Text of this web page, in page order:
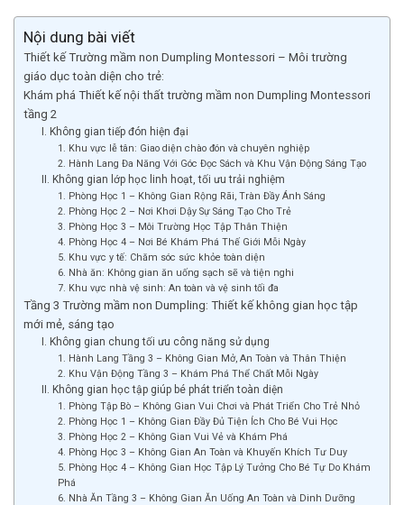
Nội dung bài viết
Thiết kế Trường mầm non Dumpling Montessori – Môi trường
giáo dục toàn diện cho trẻ:
Khám phá Thiết kế nội thất trường mầm non Dumpling Montessori
tầng 2
I. Không gian tiếp đón hiện đại
1. Khu vực lễ tân: Giao diện chào đón và chuyên nghiệp
2. Hành Lang Đa Năng Với Góc Đọc Sách và Khu Vận Động Sáng Tạo
II. Không gian lớp học linh hoạt, tối ưu trải nghiệm
1. Phòng Học 1 – Không Gian Rộng Rãi, Tràn Đầy Ánh Sáng
2. Phòng Học 2 – Nơi Khơi Dậy Sự Sáng Tạo Cho Trẻ
3. Phòng Học 3 – Môi Trường Học Tập Thân Thiện
4. Phòng Học 4 – Nơi Bé Khám Phá Thế Giới Mỗi Ngày
5. Khu vực y tế: Chăm sóc sức khỏe toàn diện
6. Nhà ăn: Không gian ăn uống sạch sẽ và tiện nghi
7. Khu vực nhà vệ sinh: An toàn và vệ sinh tối đa
Tầng 3 Trường mầm non Dumpling: Thiết kế không gian học tập
mới mẻ, sáng tạo
I. Không gian chung tối ưu công năng sử dụng
1. Hành Lang Tầng 3 – Không Gian Mở, An Toàn và Thân Thiện
2. Khu Vận Động Tầng 3 – Khám Phá Thể Chất Mỗi Ngày
II. Không gian học tập giúp bé phát triển toàn diện
1. Phòng Tập Bò – Không Gian Vui Chơi và Phát Triển Cho Trẻ Nhỏ
2. Phòng Học 1 – Không Gian Đầy Đủ Tiện Ích Cho Bé Vui Học
3. Phòng Học 2 – Không Gian Vui Vẻ và Khám Phá
4. Phòng Học 3 – Không Gian An Toàn và Khuyến Khích Tư Duy
5. Phòng Học 4 – Không Gian Học Tập Lý Tưởng Cho Bé Tự Do Khám
Phá
6. Nhà Ăn Tầng 3 – Không Gian Ăn Uống An Toàn và Dinh Dưỡng